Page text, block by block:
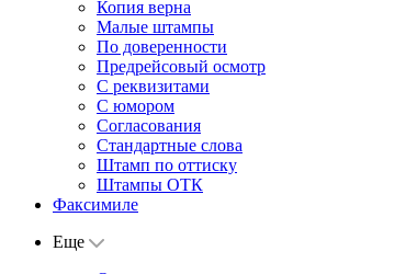
Копия верна
Малые штампы
По доверенности
Предрейсовый осмотр
С реквизитами
С юмором
Согласования
Стандартные слова
Штамп по оттиску
Штампы ОТК
Факсимиле
Еще